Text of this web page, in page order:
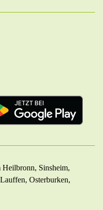
Sinsheim,
Osterburken,